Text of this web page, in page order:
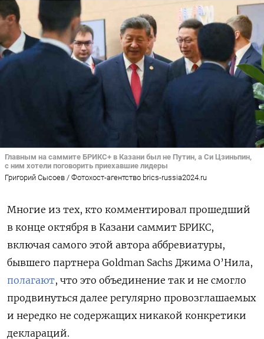
Главным на саммите БРИКС+ в Казани был не Путин, а Си Цзиньпин,
с ним хотели поговорить приехавшие лидеры
Григорий Сысоев / Фотохост-агентство brics-russia2024.ru
Многие из тех, кто комментировал прошедший
в конце октября в Казани саммит БРИКС,
включая самого этой автора аббревиатуры,
бывшего партнера Goldman Sachs Джима О’Нила,
полагают, что это объединение так и не смогло
продвинуться далее регулярно провозглашаемых
и нередко не содержащих никакой конкретики
деклараций.